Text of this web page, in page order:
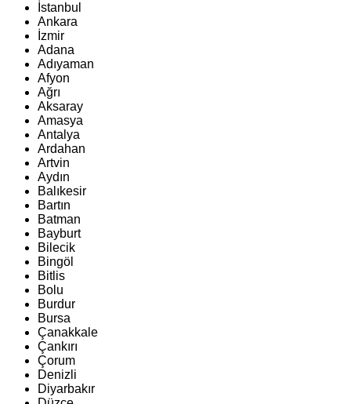
İstanbul
Ankara
İzmir
Adana
Adıyaman
Afyon
Ağrı
Aksaray
Amasya
Antalya
Ardahan
Artvin
Aydın
Balıkesir
Bartın
Batman
Bayburt
Bilecik
Bingöl
Bitlis
Bolu
Burdur
Bursa
Çanakkale
Çankırı
Çorum
Denizli
Diyarbakır